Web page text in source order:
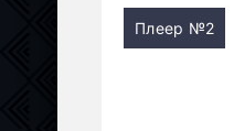
Плеер №2